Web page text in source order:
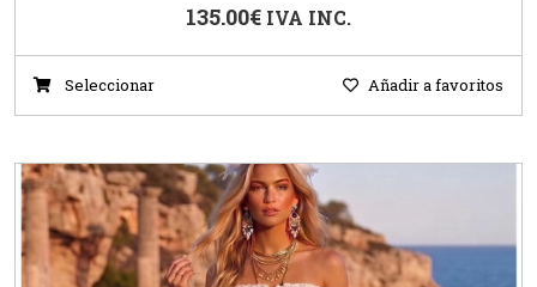
135.00€ IVA INC.
Seleccionar Añadir a favoritos